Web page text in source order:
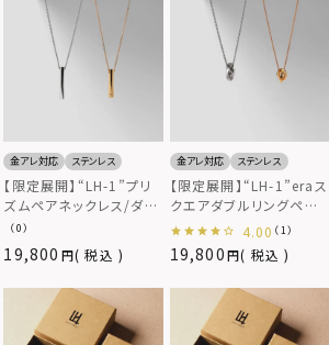
金アレ対応 ステンレス
【限定展開】“LH-1”プリ
ズムペアネックレス/ダイ
ヤモンド/サージカルステ
ンレス（金属アレルギー
対応）
19,800 税込
（0）
金アレ対応 ステンレス
【限定展開】“LH-1”eraス
クエアダブルリングペア
ネックレス/ダイヤモンド/
サージカルステンレス（金
属アレルギー対応）
19,800 税込
4.00 （1）